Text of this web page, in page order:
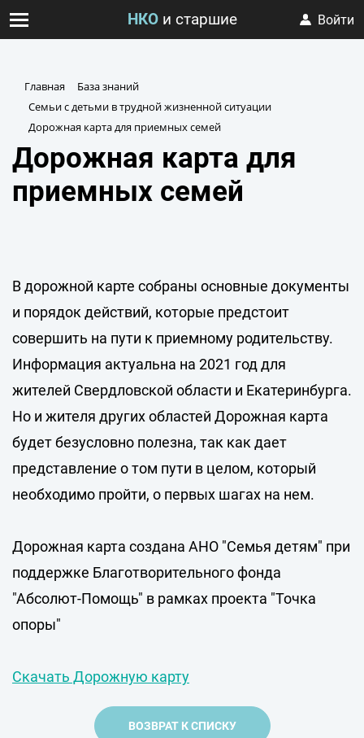
НКОи старшие Войти
Главная
База знаний
Семьи с детьми в трудной жизненной ситуации
Дорожная карта для приемных семей
Дорожная карта для
приемных семей
В дорожной карте собраны основные документы
и порядок действий, которые предстоит
совершить на пути к приемному родительству.
Информация актуальна на 2021 год для
жителей Свердловской области и Екатеринбурга.
Но и жителя других областей Дорожная карта
будет безусловно полезна, так как дает
представление о том пути в целом, который
необходимо пройти, о первых шагах на нем.
Дорожная карта создана АНО "Семья детям" при
поддержке Благотворительного фонда
"Абсолют-Помощь" в рамках проекта "Точка
опоры"
Скачать Дорожную карту
ВОЗВРАТ К СПИСКУ